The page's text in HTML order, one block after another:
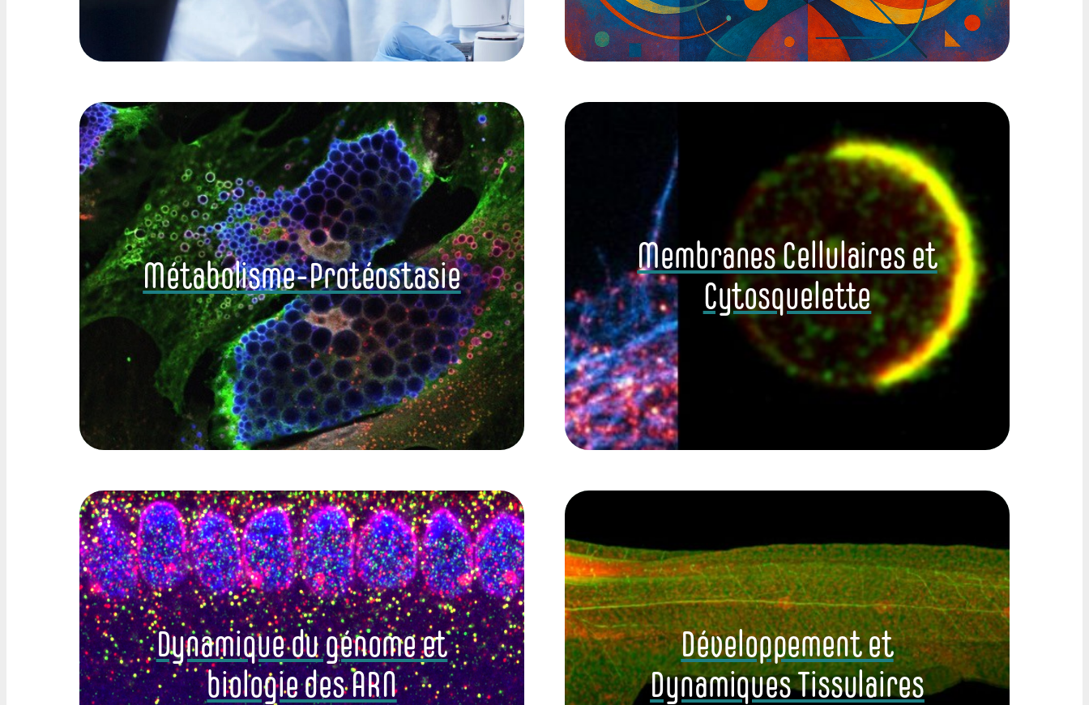
Métabolisme-Protéostasie
Membranes Cellulaires et
Cytosquelette
Dynamique du génome et
biologie des ARN
Développement et
Dynamiques Tissulaires